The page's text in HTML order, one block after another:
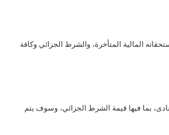
المالية المتأخرة، والشرط الجزائي وكافة
بما فيها قيمة الشرط الجزائي، وسوف يتم